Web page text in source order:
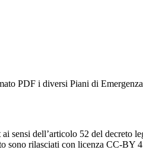
PDF i diversi Piani di
sensi dell’articolo 52 del
sono rilasciati con licenza CC-BY